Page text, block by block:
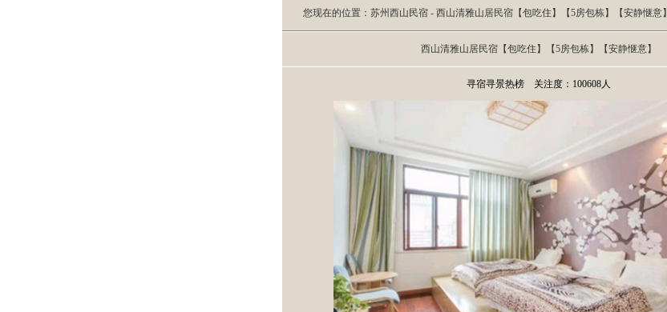
您现在的位置： 苏州西山民宿- 西山清雅山居民宿【包吃住】【5房包栋】【安静惬意】
西山清雅山居民宿【包吃住】【5房包栋】【安静惬意】
寻宿寻景热榜 关注度：100608人